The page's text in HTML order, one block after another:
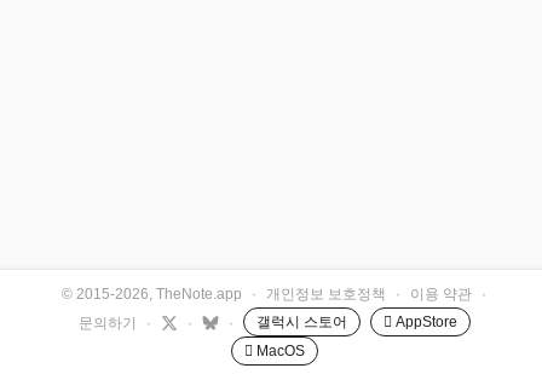
© 2015-2026, TheNote.app · 개인정보 보호정책 · 이용 약관
·
문의하기
· · · 갤럭시 스토어
 AppStore
 MacOS